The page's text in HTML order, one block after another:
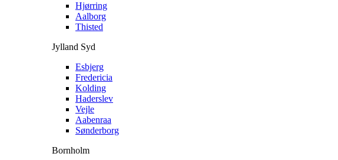
Hjørring
Aalborg
Thisted
Jylland Syd
Esbjerg
Fredericia
Kolding
Haderslev
Vejle
Aabenraa
Sønderborg
Bornholm